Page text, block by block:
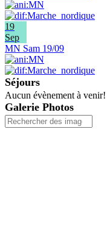
19
Sep
MN Sam 19/09
Séjours
Aucun évènement à venir!
Galerie Photos